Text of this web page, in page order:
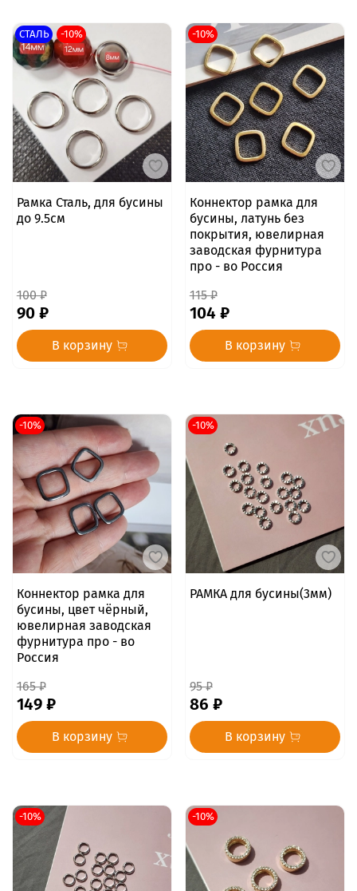
СТАЛЬ -10%
Рамка Сталь, для бусины
до 9.5см
100 ₽
90 ₽
В корзину
-10%
Коннектор рамка для
бусины, латунь без
покрытия, ювелирная
заводская фурнитура
про - во Россия
115 ₽
104 ₽
В корзину
-10%
Коннектор рамка для
бусины, цвет чёрный,
ювелирная заводская
фурнитура про - во
Россия
165 ₽
149 ₽
В корзину
-10%
РАМКА для бусины(3мм)
95 ₽
86 ₽
В корзину
-10% -10%